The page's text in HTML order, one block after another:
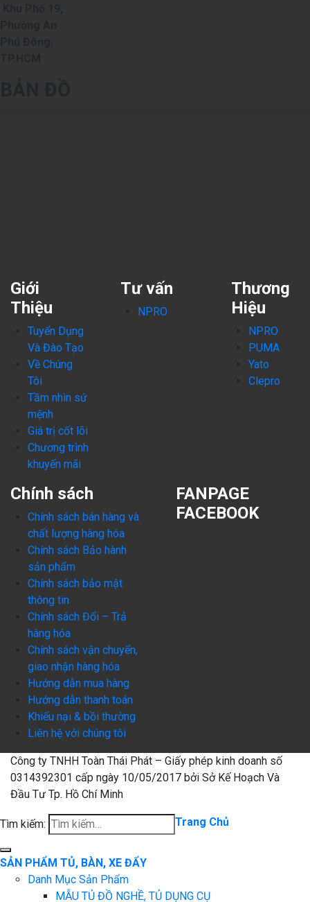
Giới
Thiệu
Tuyển Dụng
Và Đào Tạo
Về Chúng
Tôi
Tầm nhìn sứ
mệnh
Giá trị cốt lõi
Chương trình
khuyến mãi
Tư vấn
NPRO
Thương
Hiệu
NPRO
PUMA
Yato
Clepro
Chính sách
Chính sách bán hàng và
chất lượng hàng hóa
Chính sách Bảo hành
sản phẩm
Chính sách bảo mật
thông tin
Chính sách Đổi – Trả
hàng hóa
Chính sách vận chuyển,
giao nhận hàng hóa
Hướng dẫn mua hàng
Hướng dẫn thanh toán
Khiếu nại & bồi thường
Liên hệ với chúng tôi
FANPAGE
FACEBOOK
Công ty TNHH Toàn Thái Phát – Giấy phép kinh doanh số
0314392301 cấp ngày 10/05/2017 bởi Sở Kế Hoạch Và
Đầu Tư Tp. Hồ Chí Minh
Tìm kiếm: Trang Chủ
SẢN PHẨM TỦ, BÀN, XE ĐẨY
Danh Mục Sản Phẩm
MẪU TỦ ĐỒ NGHỀ, TỦ DỤNG CỤ